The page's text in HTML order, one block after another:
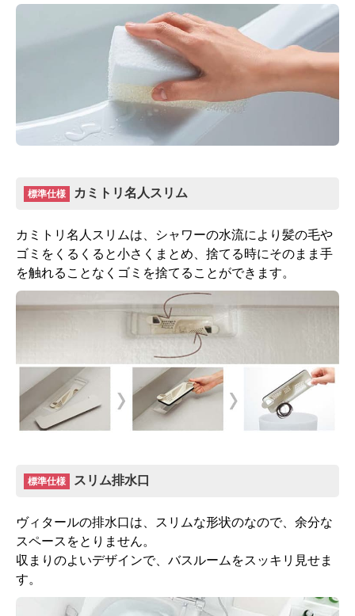
樹脂ブラケットタイプ
標準仕様モデル
です！詳しくはこちら
標準仕様 カミトリ名人スリム
カミトリ名人スリムは、シャワーの水流により髪の毛や
ゴミをくるくると小さくまとめ、捨てる時にそのまま手
を触れることなくゴミを捨てることができます。
標準仕様 スリム排水口
ヴィタールの排水口は、スリムな形状のなので、余分な
スペースをとりません。
収まりのよいデザインで、バスルームをスッキリ見せま
す。